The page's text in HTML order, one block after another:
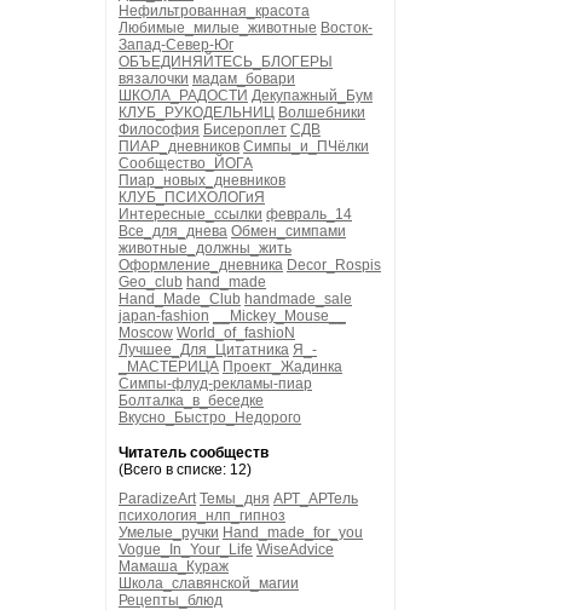
Нефильтрованная_красота
Любимые_милые_животные Восток-
Запад-Север-Юг
ОБЪЕДИНЯЙТЕСЬ_БЛОГЕРЫ
вязалочки мадам_бовари
ШКОЛА_РАДОСТИ Декупажный_Бум
КЛУБ_РУКОДЕЛЬНИЦ Волшебники
Философия Бисероплет СДВ
ПИАР_дневников Симпы_и_ПЧёлки
Сообщество_ЙОГА
Пиар_новых_дневников
КЛУБ_ПСИХОЛОГиЯ
Интересные_ссылки февраль_14
Все_для_днева Обмен_симпами
животные_должны_жить
Оформление_дневника Decor_Rospis
Geo_club hand_made
Hand_Made_Club handmade_sale
japan-fashion
__Mickey_Mouse__
Moscow World_of_fashioN
Лучшее_Для_Цитатника Я_-
_МАСТЕРИЦА Проект_Жадинка
Симпы-флуд-рекламы-пиар
Болталка_в_беседке
Вкусно_Быстро_Недорого
Читатель сообществ
(Всего в списке: 12)
ParadizeArt Темы_дня АРТ_АРТель
психология_нлп_гипноз
Умелые_ручки Hand_made_for_you
Vogue_In_Your_Life WiseAdvice
Мамаша_Кураж
Школа_славянской_магии
Рецепты_блюд